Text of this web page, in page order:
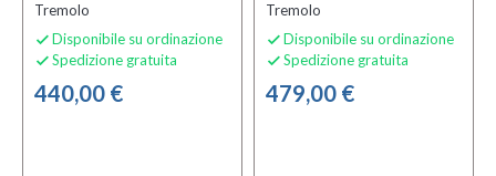
Tremolo
 Disponibile su ordinazione
 Spedizione gratuita
440,00 €
Tremolo
 Disponibile su ordinazione
 Spedizione gratuita
479,00 €